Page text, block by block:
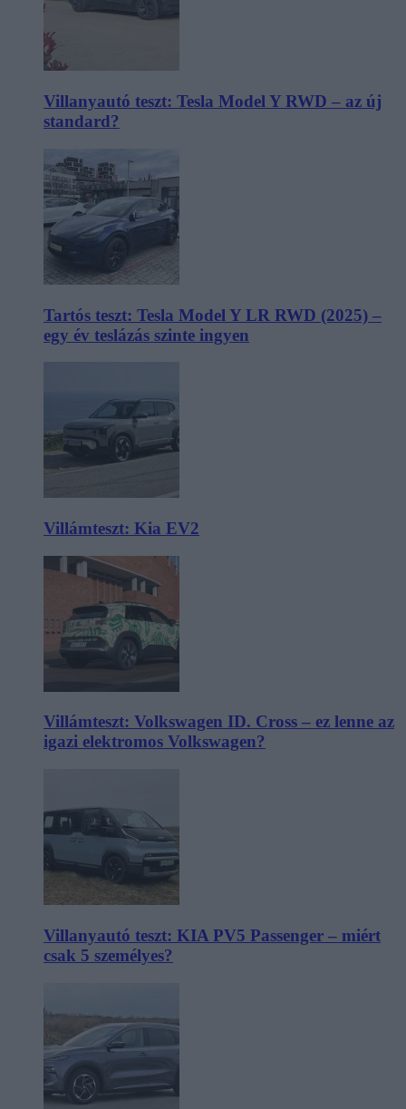
Villanyautó teszt: Tesla Model Y RWD – az új
standard?
Tartós teszt: Tesla Model Y LR RWD (2025) –
egy év teslázás szinte ingyen
Villámteszt: Kia EV2
Villámteszt: Volkswagen ID. Cross – ez lenne az
igazi elektromos Volkswagen?
Villanyautó teszt: KIA PV5 Passenger – miért
csak 5 személyes?